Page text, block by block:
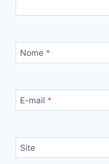
Nome *
E-mail *
Site